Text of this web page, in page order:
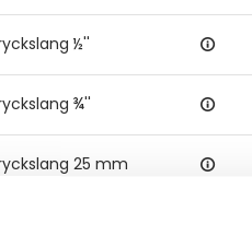
½''
¾''
25 mm
32 mm